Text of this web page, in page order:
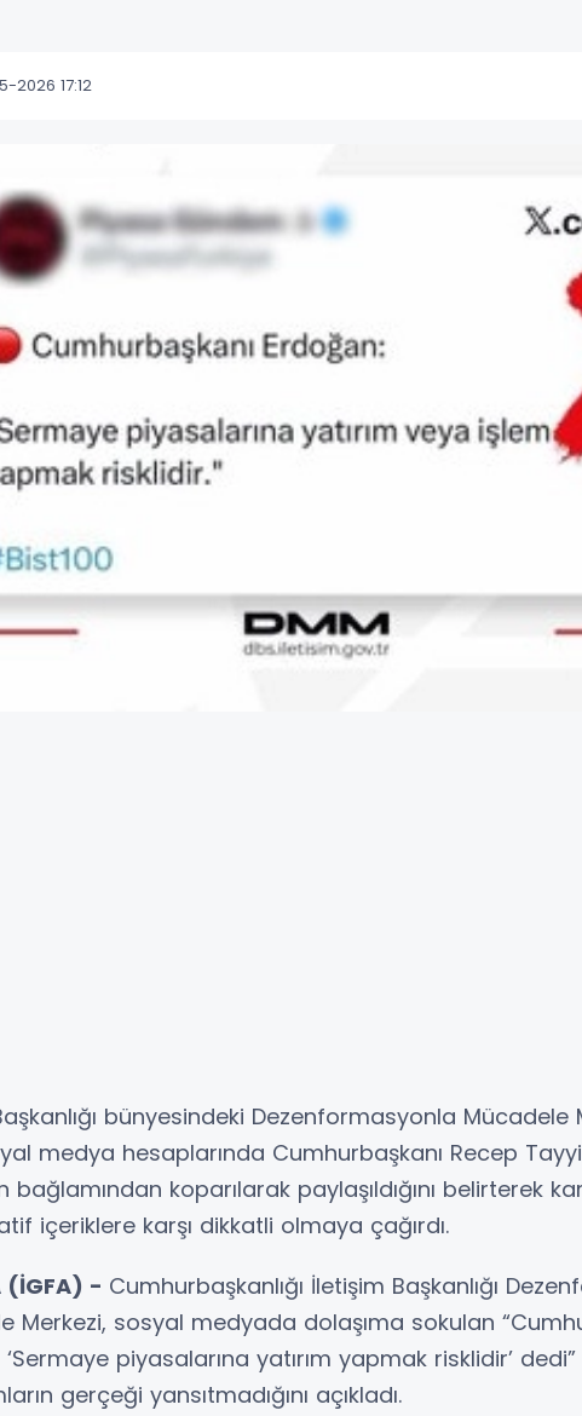
2026 17:12
bünyesindeki Dezenformasyonla Mücadele
medya hesaplarında Cumhurbaşkanı Recep
bağlamından koparılarak paylaşıldığını belirterek
içeriklere karşı dikkatli olmaya çağırdı.
(İGFA) - Cumhurbaşkanlığı İletişim Başkanlığı
Merkezi, sosyal medyada dolaşıma sokulan
piyasalarına yatırım yapmak risklidir’
gerçeği yansıtmadığını açıkladı.